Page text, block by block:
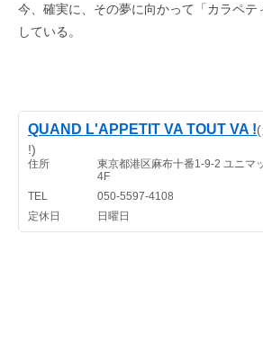
今、確実に、その夢に向かって「カラペテ
している。